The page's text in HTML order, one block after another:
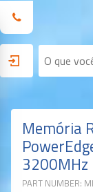
Memória
3200MHz
PART NUMBER: